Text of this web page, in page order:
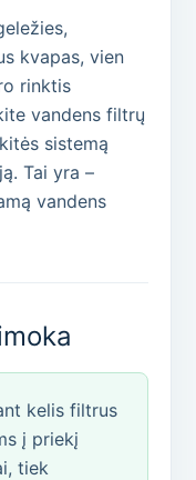
kvapas, vien
rinktis
vandens filtrų
sistemą
Tai yra –
vandens
kelis filtrus
į priekį
tiek